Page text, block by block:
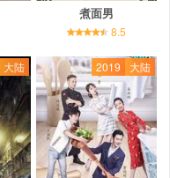
煮面男
8.5
大陆 2019 大陆